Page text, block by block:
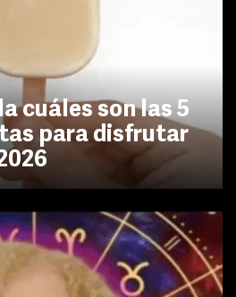
cuáles son las 5
para disfrutar